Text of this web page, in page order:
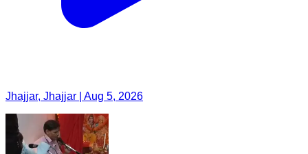
Jhajjar, Jhajjar | Aug 5, 2026